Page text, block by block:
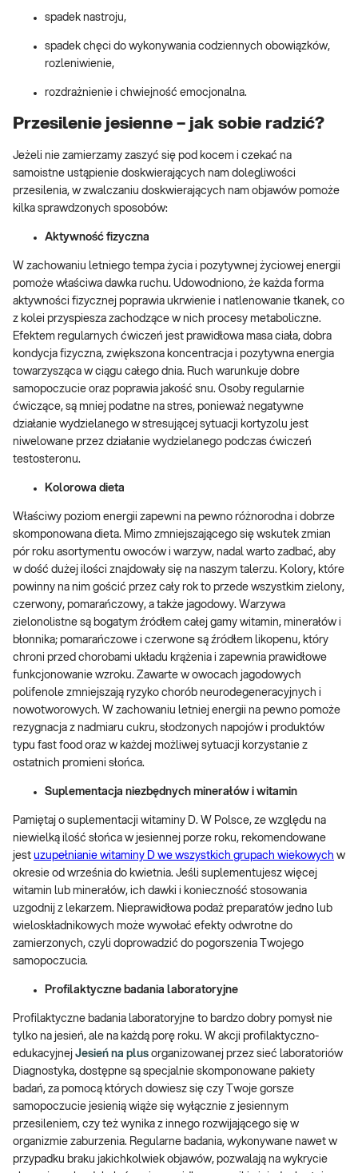
spadek nastroju,
spadek chęci do wykonywania codziennych obowiązków,
rozleniwienie,
rozdrażnienie i chwiejność emocjonalna.
Przesilenie jesienne – jak sobie radzić?
Jeżeli nie zamierzamy zaszyć się pod kocem i czekać na
samoistne ustąpienie doskwierających nam dolegliwości
przesilenia, w zwalczaniu doskwierających nam objawów pomoże
kilka sprawdzonych sposobów:
Aktywność fizyczna
W zachowaniu letniego tempa życia i pozytywnej życiowej energii
pomoże właściwa dawka ruchu. Udowodniono, że każda forma
aktywności fizycznej poprawia ukrwienie i natlenowanie tkanek, co
z kolei przyspiesza zachodzące w nich procesy metaboliczne.
Efektem regularnych ćwiczeń jest prawidłowa masa ciała, dobra
kondycja fizyczna, zwiększona koncentracja i pozytywna energia
towarzysząca w ciągu całego dnia. Ruch warunkuje dobre
samopoczucie oraz poprawia jakość snu. Osoby regularnie
ćwiczące, są mniej podatne na stres, ponieważ negatywne
działanie wydzielanego w stresującej sytuacji kortyzolu jest
niwelowane przez działanie wydzielanego podczas ćwiczeń
testosteronu.
Kolorowa dieta
Właściwy poziom energii zapewni na pewno różnorodna i dobrze
skomponowana dieta. Mimo zmniejszającego się wskutek zmian
pór roku asortymentu owoców i warzyw, nadal warto zadbać, aby
w dość dużej ilości znajdowały się na naszym talerzu. Kolory, które
powinny na nim gościć przez cały rok to przede wszystkim zielony,
czerwony, pomarańczowy, a także jagodowy. Warzywa
zielonolistne są bogatym źródłem całej gamy witamin, minerałów i
błonnika; pomarańczowe i czerwone są źródłem likopenu, który
chroni przed chorobami układu krążenia i zapewnia prawidłowe
funkcjonowanie wzroku. Zawarte w owocach jagodowych
polifenole zmniejszają ryzyko chorób neurodegeneracyjnych i
nowotworowych. W zachowaniu letniej energii na pewno pomoże
rezygnacja z nadmiaru cukru, słodzonych napojów i produktów
typu fast food oraz w każdej możliwej sytuacji korzystanie z
ostatnich promieni słońca.
Suplementacja niezbędnych minerałów i witamin
Pamiętaj o suplementacji witaminy D. W Polsce, ze względu na
niewielką ilość słońca w jesiennej porze roku, rekomendowane
jest uzupełnianie witaminy D we wszystkich grupach wiekowych w
okresie od września do kwietnia. Jeśli suplementujesz więcej
witamin lub minerałów, ich dawki i konieczność stosowania
uzgodnij z lekarzem. Nieprawidłowa podaż preparatów jedno lub
wieloskładnikowych może wywołać efekty odwrotne do
zamierzonych, czyli doprowadzić do pogorszenia Twojego
samopoczucia.
Profilaktyczne badania laboratoryjne
Profilaktyczne badania laboratoryjne to bardzo dobry pomysł nie
tylko na jesień, ale na każdą porę roku. W akcji profilaktyczno-
edukacyjnej Jesień na plus organizowanej przez sieć laboratoriów
Diagnostyka, dostępne są specjalnie skomponowane pakiety
badań, za pomocą których dowiesz się czy Twoje gorsze
samopoczucie jesienią wiąże się wyłącznie z jesiennym
przesileniem, czy też wynika z innego rozwijającego się w
organizmie zaburzenia. Regularne badania, wykonywane nawet w
przypadku braku jakichkolwiek objawów, pozwalają na wykrycie